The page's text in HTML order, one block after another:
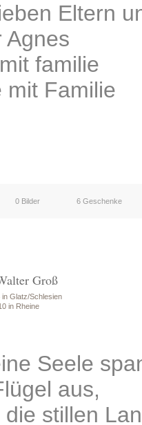
Eltern
Agnes
familie
mit Familie
0 Bilder 6 Geschenke
Groß
Glatz/Schlesien
in Rheine
Seele
aus,
stillen